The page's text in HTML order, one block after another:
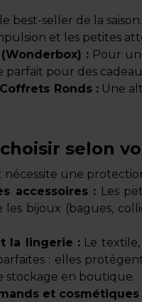
best-seller de la
et les petites
: Pour
pour des
Ronds :Une
selon
une
accessoires : Les
bijoux (bagues,
la lingerie : Le
: elles
stockage en boutique.
et cosmétiques